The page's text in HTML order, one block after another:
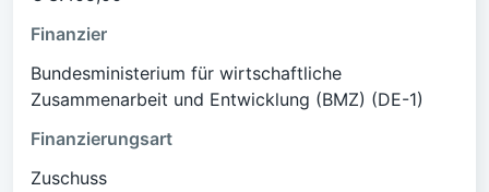
Finanzier
Bundesministerium für wirtschaftliche
Zusammenarbeit und Entwicklung (BMZ) (DE-1)
Finanzierungsart
Zuschuss